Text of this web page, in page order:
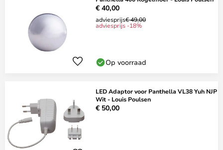
€ 40,00
adviesprijs€ 49,00
adviesprijs -18%
Op voorraad
LED Adaptor voor Panthella VL38 Yuh NJP
Wit - Louis Poulsen
€ 50,00